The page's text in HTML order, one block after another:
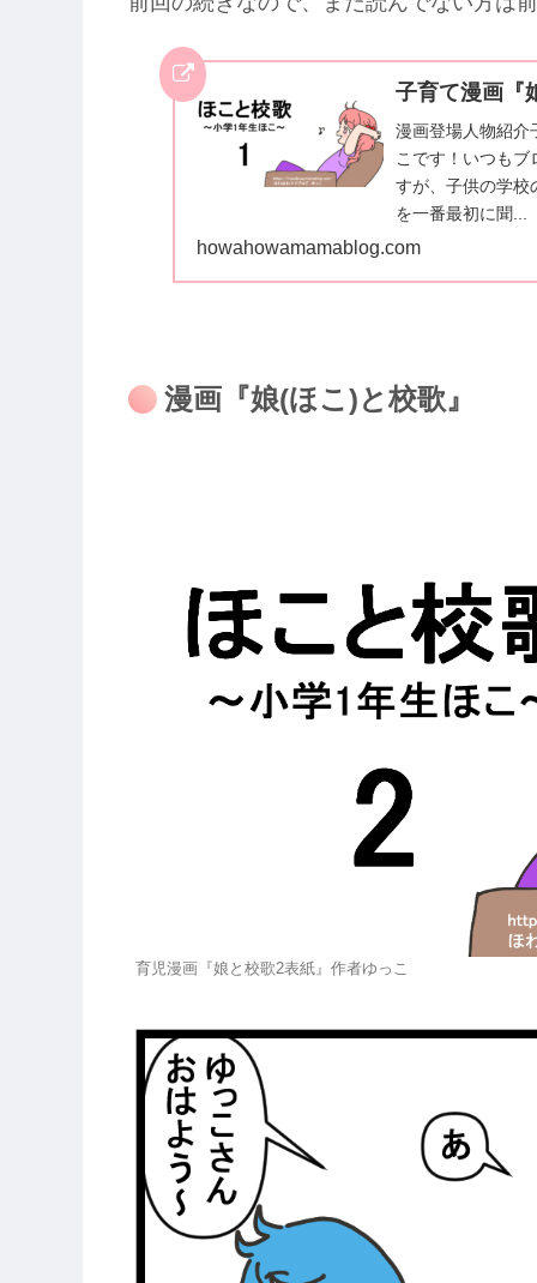
子育て漫画『
漫画登場人物紹介
こです！いつも
すが、子供の学校
を一番最初に聞...
howahowamamablog.com
漫画『娘(ほこ)と校歌』
育児漫画『娘と校歌2表紙』作者ゆっこ